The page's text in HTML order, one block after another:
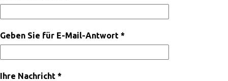
Geben Sie für E-Mail-Antwort *
Ihre Nachricht *